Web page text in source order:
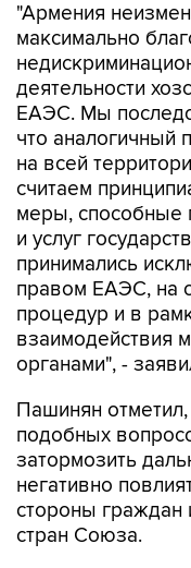
"Армения
максимально
деятельности
ЕАЭС. Мы
что аналогичный
на всей
считаем
меры, способные
и услуг
принимались
правом ЕАЭС, на
процедур и в
взаимодействия
органами", -
Пашинян
подобных
затормозить
негативно
стороны граждан
стран Союза.